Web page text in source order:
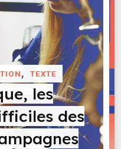
SON
a fait un